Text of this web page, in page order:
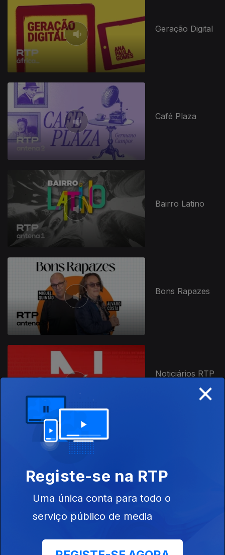
Geração Digital
Café Plaza
Bairro Latino
941650
Bons Rapazes
Noticiários RTP
Monstro
Concertos RTP
×
Registe-se na RTP
Uma única conta para todo o
serviço público de media